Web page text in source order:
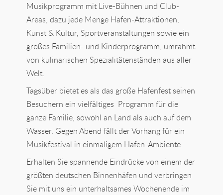
Musikprogramm mit Live-Bühnen und Club-
Areas, dazu jede Menge Hafen-Attraktionen,
Kunst & Kultur, Sportveranstaltungen sowie ein
großes Familien- und Kinderprogramm, umrahmt
von kulinarischen Spezialitätenständen aus aller
Welt.
Tagsüber bietet es als das große Hafenfest seinen
Besuchern ein vielfältiges Programm für die
ganze Familie, sowohl an Land als auch auf dem
Wasser. Gegen Abend fällt der Vorhang für ein
Musikfestival in einmaligem Hafen-Ambiente.
Erhalten Sie spannende Eindrücke von einem der
größten deutschen Binnenhäfen und verbringen
Sie mit uns ein unterhaltsames Wochenende im